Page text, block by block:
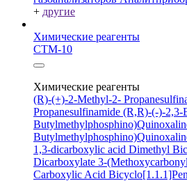
+ другие
Химические реагенты
СТМ-10
Химические реагенты
(R)-(+)-2-Methyl-2-
Propanesulfinamide (R,R)-(-)-2,3-
1,3-dicarboxylic acid Dimethyl
Dicarboxylate 3-
Carboxylic Acid